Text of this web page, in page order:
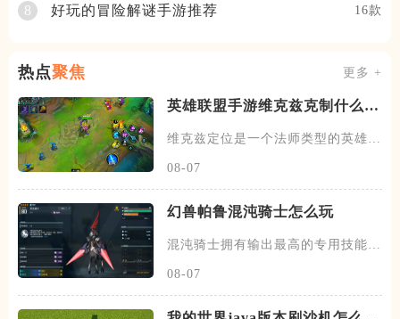
8 好玩的冒险解谜手游推荐 16款
热点聚焦 更多 +
英雄联盟手游维克兹克制什么英
维克兹定位是一个法师类型的英雄，
08-07
幻兽帕鲁混沌骑士怎么玩
混沌骑士拥有输出最高的专用技能双
08-07